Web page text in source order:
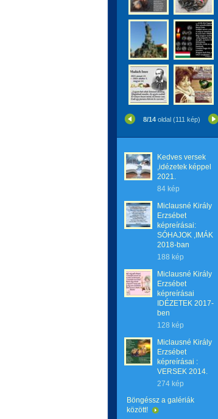
8/14 oldal (111 kép)
Kedves versek
,idézetek képpel
2021.
84 kép
Miclausné Király
Erzsébet
képreírásai:
SÓHAJOK ,IMÁK
2018-ban
188 kép
Miclausné Király
Erzsébet
képreírásai
IDÉZETEK 2017-
ben
128 kép
Miclausné Király
Erzsébet
képreírásai :
VERSEK 2014.
274 kép
Böngéssz a galériák
között!